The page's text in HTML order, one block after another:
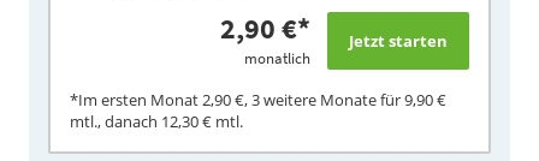
2,90 €*
monatlich
*Im ersten Monat2,90 €, 3 weitere Monate für9,90 €
mtl., danach 12,30 € mtl.